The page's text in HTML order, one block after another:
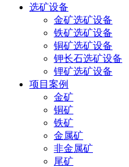
选矿设备
金矿选矿设备
铁矿选矿设备
铜矿选矿设备
钾长石选矿设备
锂矿选矿设备
项目案例
金矿
铜矿
铁矿
金属矿
非金属矿
尾矿